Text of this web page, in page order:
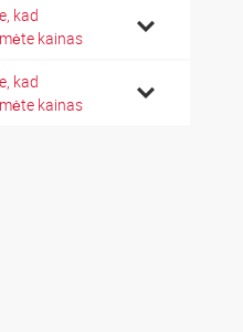
kad
kainas
kad
kainas